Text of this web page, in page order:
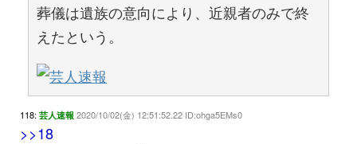
葬儀は遺族の意向により、近親者のみで終
えたという。
118: 芸人速報 2020/10/02(金) 12:51:52.22 ID:ohga5EMs0
>>18